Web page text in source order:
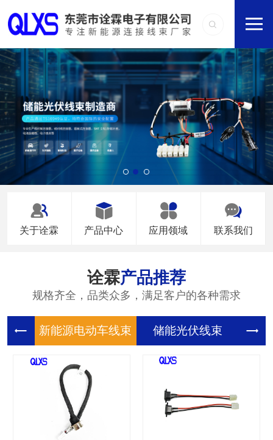
关于诠霖 产品中心 应用领域 联系我们
诠霖产品推荐
规格齐全，品类众多，满足客户的各种需求
新能源电 储能光伏